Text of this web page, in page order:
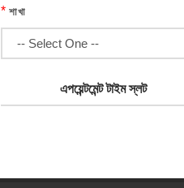
* শাখা
এপয়েন্টমেন্ট টাইম স্লট